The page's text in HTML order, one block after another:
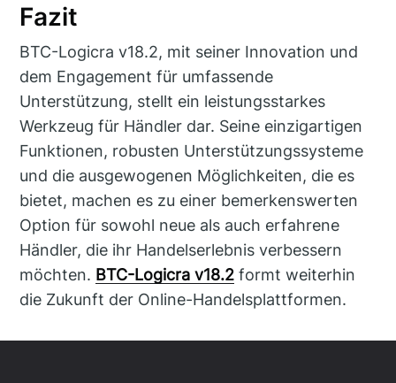
Fazit
BTC-Logicra v18.2, mit seiner Innovation und
dem Engagement für umfassende
Unterstützung, stellt ein leistungsstarkes
Werkzeug für Händler dar. Seine einzigartigen
Funktionen, robusten Unterstützungssysteme
und die ausgewogenen Möglichkeiten, die es
bietet, machen es zu einer bemerkenswerten
Option für sowohl neue als auch erfahrene
Händler, die ihr Handelserlebnis verbessern
möchten. BTC-Logicra v18.2 formt weiterhin
die Zukunft der Online-Handelsplattformen.